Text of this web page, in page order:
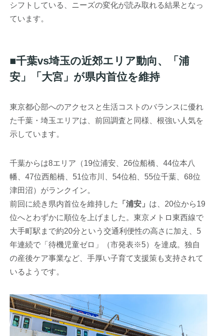
シフトしている、ニーズの変化が読み取れる結果となっ
ています。
■千葉vs埼玉の近郊エリア動向、「浦
安」「大宮」が県内首位を維持
東京都心部へのアクセスと生活コストのバランスに優れ
た千葉・埼玉エリアは、前回調査と同様、根強い人気を
示しています。
千葉からは8エリア（19位浦安、26位船橋、44位本八
幡、47位西船橋、51位市川、54位柏、55位千葉、68位
津田沼）がランクイン。
前回に続き県内首位を維持した
「浦安」 は、20位から19
位へとわずかに順位を上げました。東京メトロ東西線で
大手町駅まで約20分という交通利便性の高さに加え、5
年連続で「待機児童ゼロ」（市発表※5）を達成。独自
の産後ケア事業など、手厚い子育て支援策も支持されて
いるようです。